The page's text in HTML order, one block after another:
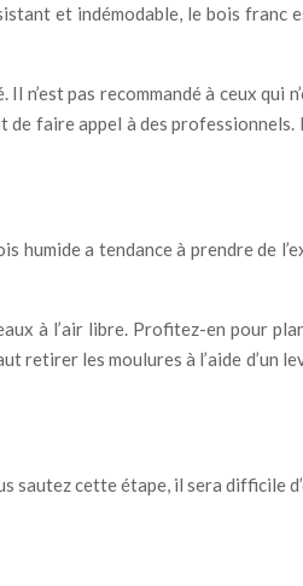
et indémodable, le bois franc
n’est pas recommandé à ceux qui
faire appel à des professionnels.
a tendance à prendre de
à l’air libre. Profitez-en pour
les moulures à l’aide d’un
sautez cette étape, il sera difficile